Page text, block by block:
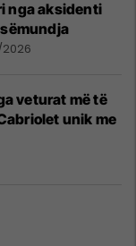
nga aksidenti
veturat më të
unik me